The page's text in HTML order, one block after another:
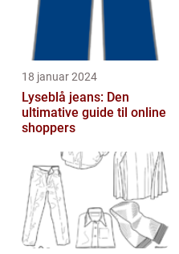
18 januar 2024
Lyseblå jeans: Den
ultimative guide til online
shoppers